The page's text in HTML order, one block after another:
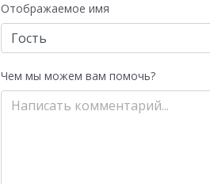
Отображаемое имя
Чем мы можем вам помочь?